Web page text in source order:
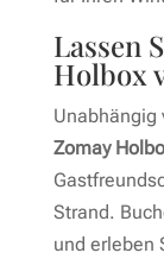
Lassen
Holbox
Unabhängig
Zomay
Strand.
und erleben